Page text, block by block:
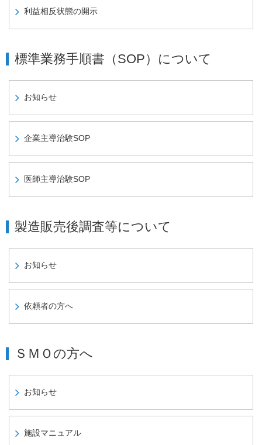
利益相反状態の開示
標準業務手順書（SOP）について
お知らせ
企業主導治験SOP
医師主導治験SOP
製造販売後調査等について
お知らせ
依頼者の方へ
ＳＭＯの方へ
お知らせ
施設マニュアル